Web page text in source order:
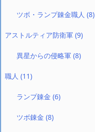
ツボ・ランプ錬金職人(8)
アストルティア防衛軍 (9)
異星からの侵略軍(8)
職人 (11)
ランプ錬金(6)
ツボ錬金(8)